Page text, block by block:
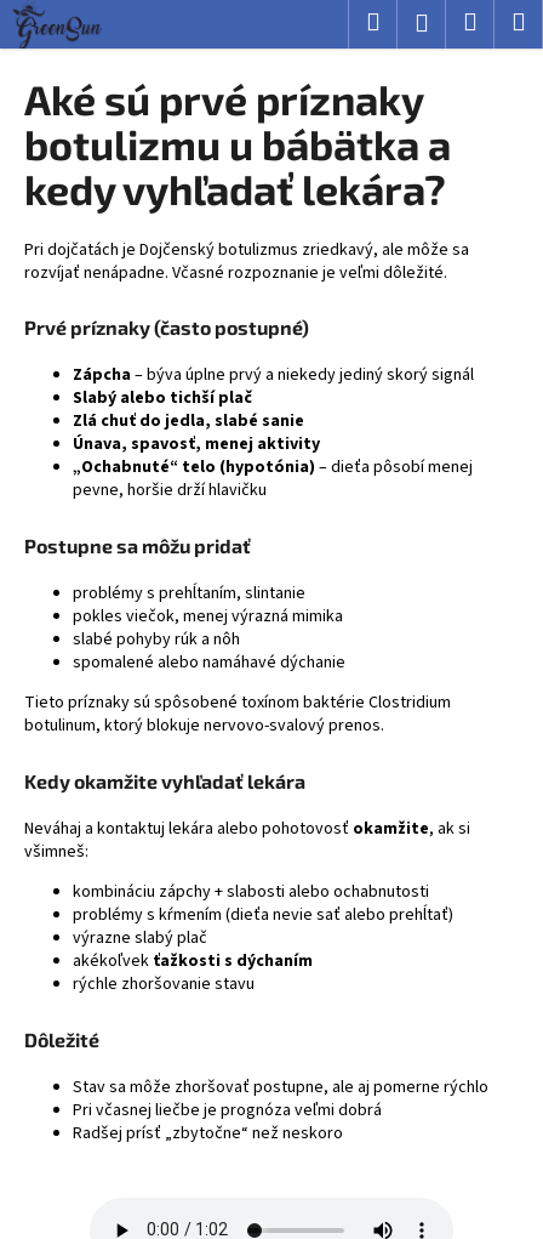
Prejsť
obsah
Hľadať Prihlásenie
Aké sú prvé príznaky
botulizmu u bábätka a
kedy vyhľadať lekára?
Pri dojčatách je Dojčenský botulizmus zriedkavý, ale môže sa
rozvíjať nenápadne. Včasné rozpoznanie je veľmi dôležité.
Prvé príznaky (často postupné)
Zápcha– býva úplne prvý a niekedy jediný skorý signál
Slabý alebo tichší plač
Zlá chuť do jedla, slabé sanie
Únava, spavosť, menej aktivity
„Ochabnuté“ telo (hypotónia) – dieťa pôsobí menej
pevne, horšie drží hlavičku
Postupne sa môžu pridať
problémy s prehĺtaním, slintanie
pokles viečok, menej výrazná mimika
slabé pohyby rúk a nôh
spomalené alebo namáhavé dýchanie
Tieto príznaky sú spôsobené toxínom baktérie Clostridium
botulinum, ktorý blokuje nervovo-svalový prenos.
Kedy okamžite vyhľadať lekára
Neváhaj a kontaktuj lekára alebo pohotovosť okamžite, ak si
všimneš:
kombináciu zápchy + slabosti alebo ochabnutosti
problémy s kŕmením (dieťa nevie sať alebo prehĺtať)
výrazne slabý plač
akékoľvek ťažkosti s dýchaním
rýchle zhoršovanie stavu
Dôležité
Stav sa môže zhoršovať postupne, ale aj pomerne rýchlo
Pri včasnej liečbe je prognóza veľmi dobrá
Radšej prísť „zbytočne“ než neskoro
K
o
Č
o
p
t
e
n
?
HĽADAŤ